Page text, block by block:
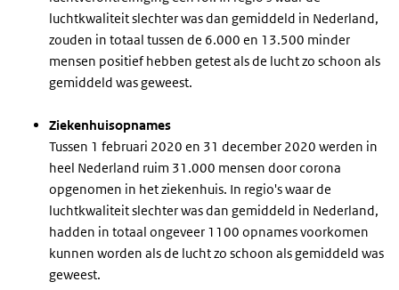
luchtkwaliteit slechter was dan gemiddeld in Nederland,
zouden in totaal tussen de 6.000 en 13.500 minder
mensen positief hebben getest als de lucht zo schoon als
gemiddeld was geweest.
Ziekenhuisopnames
Tussen 1 februari 2020 en 31 december 2020 werden in
heel Nederland ruim 31.000 mensen door corona
opgenomen in het ziekenhuis. In regio's waar de
luchtkwaliteit slechter was dan gemiddeld in Nederland,
hadden in totaal ongeveer 1100 opnames voorkomen
kunnen worden als de lucht zo schoon als gemiddeld was
geweest.